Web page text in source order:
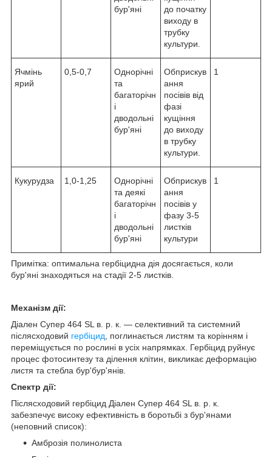
бур'яні
до початку
виходу в
трубку
культури.
Ячмінь
ярий
0,5-0,7
Однорічні
та
багаторічн
і
дводольні
бур'яні
Обприскув
ання
посівів від
фазі
кущіння
до виходу
в трубку
культури.
1
Кукурудза 1,0-1,25
Однорічні
та деякі
багаторічн
і
дводольні
бур'яні
Обприскув
ання
посівів у
фазу 3-5
листків
культури
1
Примітка: оптимальна гербіцидна дія досягається, коли
бур'яні знаходяться на стадії 2-5 листків.
Механізм дії:
Діален Супер 464 SL в. р. к. ― селективний та системний
післясходовий гербіцид, поглинається листям та корінням і
переміщується по рослині в усіх напрямках. Гербіцид руйнує
процес фотосинтезу та ділення клітин, викликає деформацію
листя та стебла бур'бур'янів.
Спектр дії:
Післясходовий гербіцид Діален Супер 464 SL в. р. к.
забезпечує високу ефективність в боротьбі з бур'янами
(неповний список):
Амброзія полинолиста